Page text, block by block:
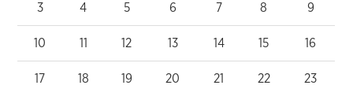
3 4 5 6 7 8 9
10 11 12 13 14 15 16
17 18 19 20 21 22 23